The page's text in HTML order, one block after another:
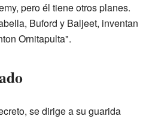
pero él tiene otros planes.
Buford y Baljeet, inventan
Ornitapulta".
se dirige a su guarida